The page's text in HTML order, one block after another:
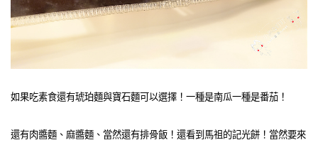
如果吃素食還有琥珀麵與寶石麵可以選擇！一種是南瓜一種是番茄！
還有肉醬麵、麻醬麵、當然還有排骨飯！還看到馬祖的記光餅！當然要來